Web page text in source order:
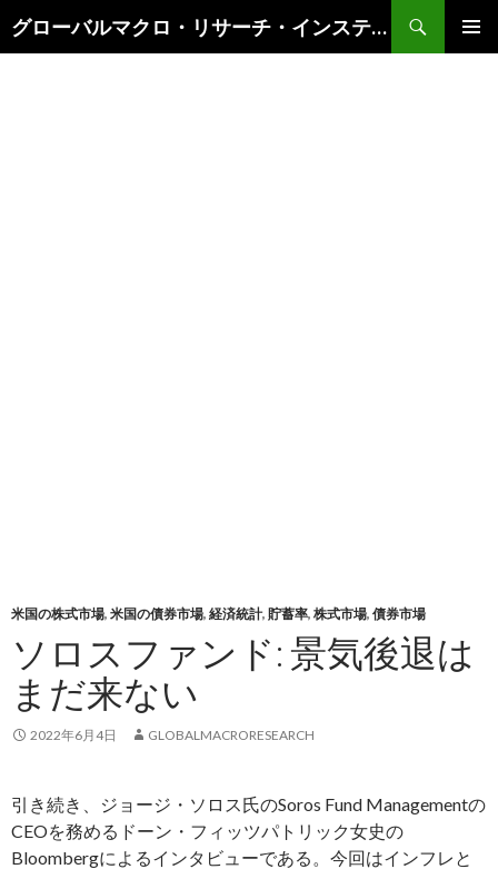
グローバルマクロ・リサーチ・インスティテュート
索
米国の株式市場, 米国の債券市場, 経済統計, 貯蓄率, 株式市場, 債券市場
ソロスファンド: 景気後退は
まだ来ない
2022年6月4日 GLOBALMACRORESEARCH
引き続き、ジョージ・ソロス氏のSoros Fund Managementの
CEOを務めるドーン・フィッツパトリック女史の
Bloombergによるインタビューである。今回はインフレと